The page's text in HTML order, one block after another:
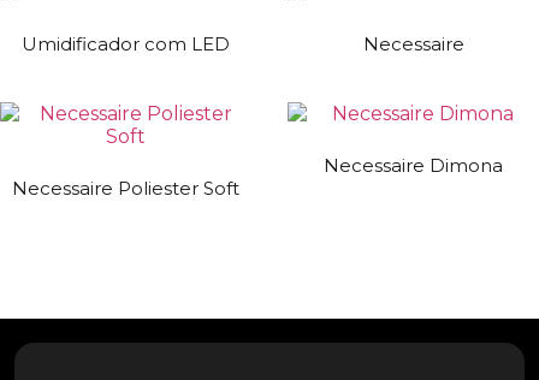
Umidificador com LED Necessaire
Necessaire Poliester Soft
Necessaire Dimona